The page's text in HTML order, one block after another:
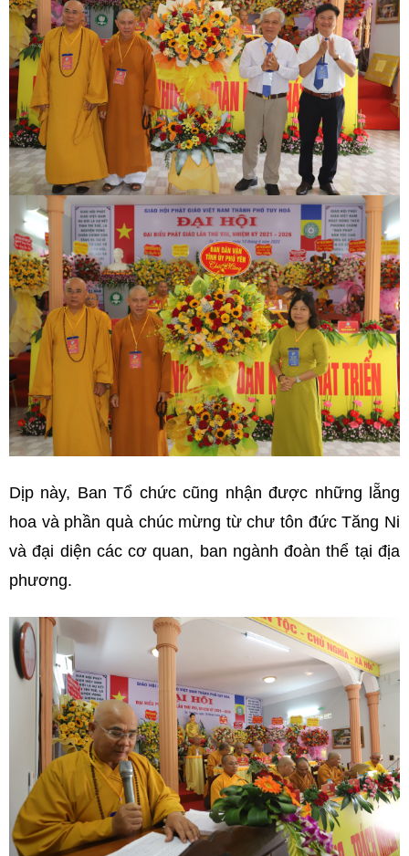
Dịp này, Ban Tổ chức cũng nhận được những lẵng
hoa và phần quà chúc mừng từ chư tôn đức Tăng Ni
và đại diện các cơ quan, ban ngành đoàn thể tại địa
phương.